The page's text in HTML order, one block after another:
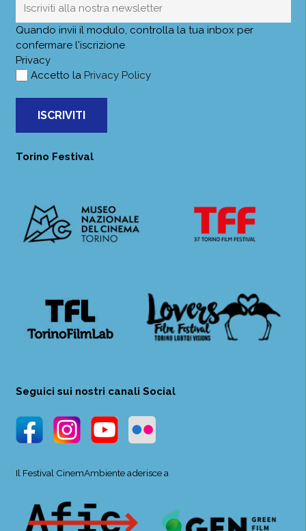
Quando invii il modulo, controlla la tua inbox per
confermare l'iscrizione
Privacy
Accetto la Privacy Policy
ISCRIVITI
Torino Festival
Seguici sui nostri canali Social
Il Festival CinemAmbiente aderisce a